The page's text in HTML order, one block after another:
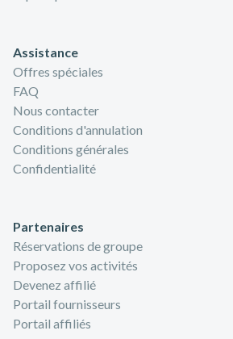
Assistance
Offres spéciales
FAQ
Nous contacter
Conditions d'annulation
Conditions générales
Confidentialité
Partenaires
Réservations de groupe
Proposez vos activités
Devenez affilié
Portail fournisseurs
Portail affiliés